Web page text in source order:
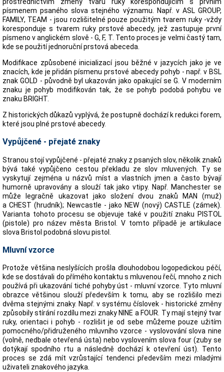
písmenem psaného slova stejného významu. Např. v ASL GROUP,
FAMILY, TEAM - jsou rozlišitelné pouze použitým tvarem ruky -vždy
koresponduje s tvarem ruky prstové abecedy, jež zastupuje první
písmeno v anglickém slově - G, F, T. Tento proces je velmi častý tam,
kde se použití jednoruční prstová abeceda.
Modifikace způsobené inicializací jsou běžné v jazycích jako je ve
znacích, kde je přidán písmenu prstové abecedy pohyb - např. v BSL
znak GOLD - původně byl ukazován jako opakující se G. V moderním
znaku je pohyb modifikován tak, že se pohyb podobá pohybu ve
znaku BRIGHT.
Z historických důkazů vyplývá, že postupně dochází k redukci forem,
které jsou plné prstové abecedy.
Vypůjčené - přejaté znaky
Stranou stojí vypůjčené - přejaté znaky z psaných slov, několik znaků
bývá také vypůjčeno cestou překladu ze slov mluvených. Ty se
vyskytují zejména u názvů míst a vlastních jmen a často bývají
humorně upravovány a slouží tak jako vtipy. Např. Manchester se
může legračně ukazovat jako složení dvou znaků MAN (muž)
a CHEST (hrudník); Newcastle - jako NEW (nový) CASTLE (zámek).
Varianta tohoto procesu se objevuje také v použití znaku PISTOL
(pistole) pro název města Bristol. V tomto případě je artikulace
slova Bristol podobná slovu pistol.
Mluvní vzorce
Protože většina neslyšících prošla dlouhodobou logopedickou péčí,
kde se dostávali do přímého kontaktu s mluvenou řečí, mnoho z nich
používá při ukazování tiché pohyby úst - mluvní vzorce. Tyto mluvní
obrazce většinou slouží především k tomu, aby se rozlišilo mezi
dvěma stejnými znaky. Např. v systému číslovek - historické změny
způsobily stírání rozdílu mezi znaky NINE a FOUR. Ty mají stejný tvar
ruky, orientaci i pohyb - rozlišit je od sebe můžeme pouze užitím
pomocného/přidruženého mluvního vzorce - vyslovování slova nine
(volně, nedbale otevřená ústa) nebo vyslovením slova four (zuby se
dotýkají spodního rtu a následně dochází k otevření úst). Tento
proces se zdá mít vzrůstající tendenci především mezi mladými
uživateli znakového jazyka.